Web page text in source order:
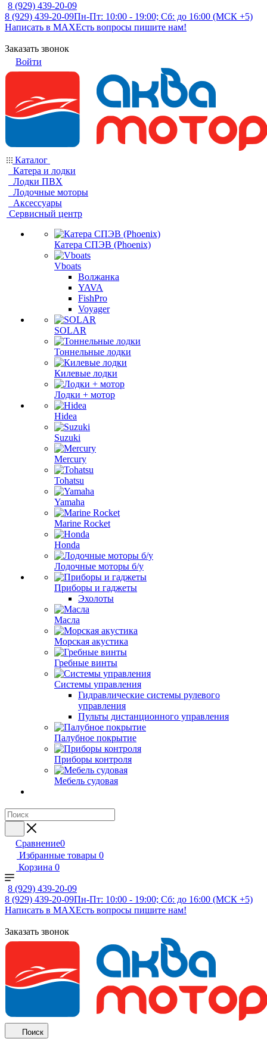
8 (929) 439-20-09
8 (929) 439-20-09Пн-Пт: 10:00 - 19:00; Сб: до 16:00 (МСК +5)
Написать в MAXЕсть вопросы пишите нам!
Заказать звонок
Войти
Каталог
Катера и лодки
Лодки ПВХ
Лодочные моторы
Аксессуары
Сервисный центр
Катера СПЭВ (Phoenix)
Vboats
Волжанка
YAVA
FishPro
Voyager
SOLAR
Тоннельные лодки
Килевые лодки
Лодки + мотор
Hidea
Suzuki
Mercury
Tohatsu
Yamaha
Marine Rocket
Honda
Лодочные моторы б/у
Приборы и гаджеты
Эхолоты
Масла
Морская акустика
Гребные винты
Системы управления
Гидравлические системы рулевого
управления
Пульты дистанционного управления
Палубное покрытие
Приборы контроля
Мебель судовая
Сравнение0
Избранные товары 0
Корзина 0
8 (929) 439-20-09
8 (929) 439-20-09Пн-Пт: 10:00 - 19:00; Сб: до 16:00 (МСК +5)
Написать в MAXЕсть вопросы пишите нам!
Заказать звонок
Поиск